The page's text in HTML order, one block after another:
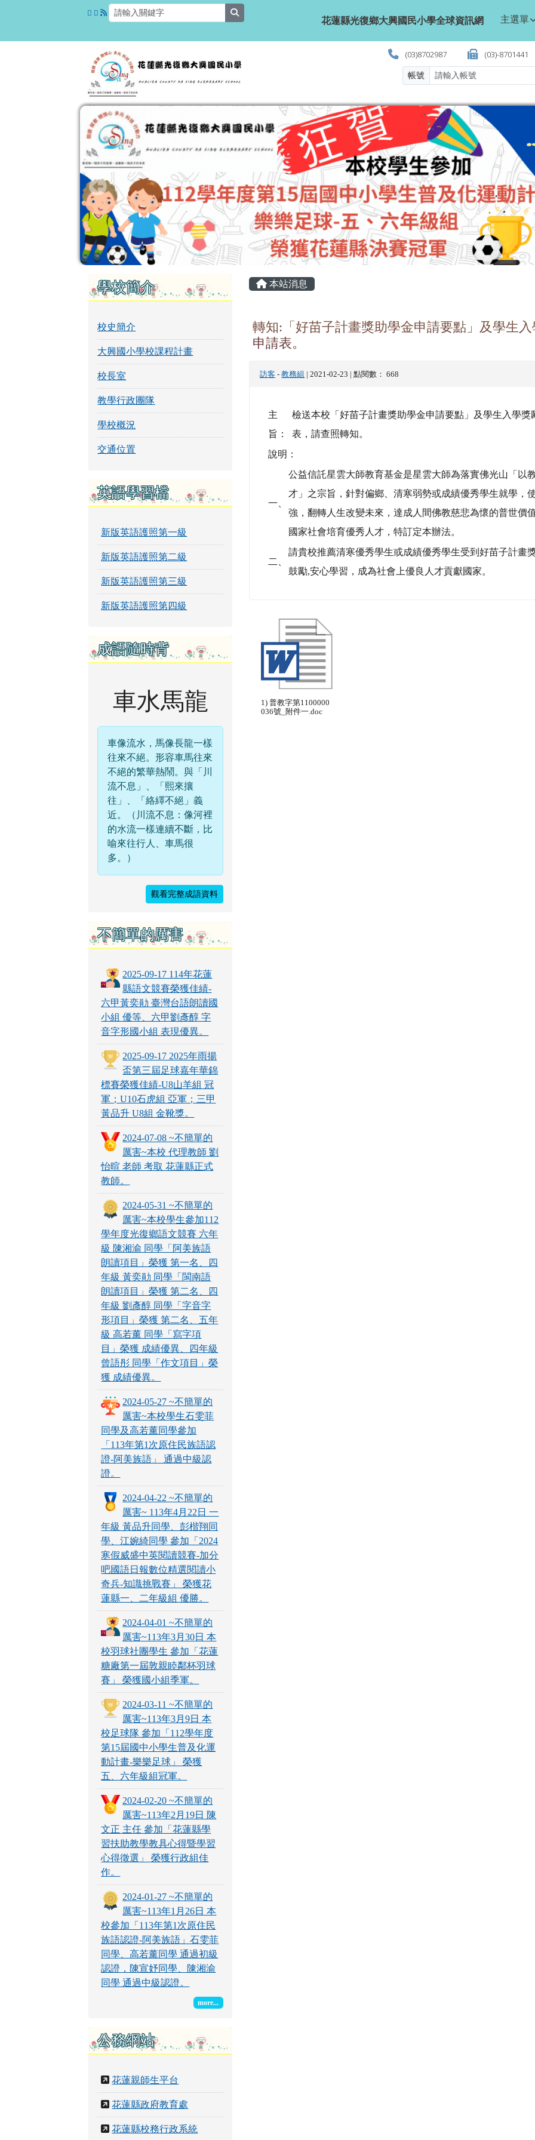
花蓮縣光復鄉大興國民小學全球資訊網
花蓮縣光復鄉大興國民小學全球資訊網 主選單
(03)8702987 (03)-8701441
帳號
左邊區域內容
學校簡介
校史簡介
大興國小學校課程計畫
校長室
教學行政團隊
學校概況
交通位置
英語學習檔
新版英語護照第一級
新版英語護照第二級
新版英語護照第三級
新版英語護照第四級
成語隨時背
車水馬龍
車像流水，馬像長龍一樣
往來不絕。形容車馬往來
不絕的繁華熱鬧。與「川
流不息」、「熙來攘
往」、「絡繹不絕」義
近。（川流不息：像河裡
的水流一樣連續不斷，比
喻來往行人、車馬很
多。）
觀看完整成語資料
不簡單的厲害
2025-09-17 114年花蓮
縣語文競賽榮獲佳績-
六甲黃奕勛 臺灣台語朗讀國
小組 優等、六甲劉彥醇 字
音字形國小組 表現優異。
2025-09-17 2025年雨揚
盃第三屆足球嘉年華錦
標賽榮獲佳績-U8山羊組 冠
軍；U10石虎組 亞軍；三甲
黃品升 U8組 金靴獎。
2024-07-08 ~不簡單的
厲害~本校 代理教師 劉
怡暄 老師 考取 花蓮縣正式
教師。
2024-05-31 ~不簡單的
厲害~本校學生參加112
學年度光復鄉語文競賽 六年
級 陳湘渝 同學「阿美族語
朗讀項目」榮獲 第一名、四
年級 黃奕勛 同學「閩南語
朗讀項目」榮獲 第二名、四
年級 劉彥醇 同學「字音字
形項目」榮獲 第二名、五年
級 高若薰 同學「寫字項
目」榮獲 成績優異、四年級
曾語彤 同學「作文項目」榮
獲 成績優異。
2024-05-27 ~不簡單的
厲害~本校學生石雯菲
同學及高若薰同學參加
「113年第1次原住民族語認
證-阿美族語」 通過中級認
證。
2024-04-22 ~不簡單的
厲害~ 113年4月22日 一
年級 黃品升同學、彭楷翔同
學、江婉綺同學 參加「2024
寒假威盛中英閱讀競賽-加分
吧國語日報數位精選閱讀小
奇兵-知識挑戰賽」 榮獲花
蓮縣一、二年級組 優勝。
2024-04-01 ~不簡單的
厲害~113年3月30日 本
校羽球社團學生 參加「花蓮
糖廠第一屆敦親睦鄰杯羽球
賽」 榮獲國小組季軍。
2024-03-11 ~不簡單的
厲害~113年3月9日 本
校足球隊 參加「112學年度
第15屆國中小學生普及化運
動計畫-樂樂足球」 榮獲
五、六年級組冠軍。
2024-02-20 ~不簡單的
厲害~113年2月19日 陳
文正 主任 參加「花蓮縣學
習扶助教學教具心得暨學習
心得徵選」 榮獲行政組佳
作。
2024-01-27 ~不簡單的
厲害~113年1月26日 本
校參加「113年第1次原住民
族語認證-阿美族語」石雯菲
同學、高若薰同學 通過初級
認證，陳宣妤同學、陳湘渝
同學 通過中級認證。
more...
公務網站
花蓮親師生平台
花蓮縣政府教育處
花蓮縣校務行政系統
主內容區域
本站消息
轉知:「好苗子計畫獎助學金申請要點」及學生
申請表。
訪客 -教務組 | 2021-02-23 | 點閱數： 668
主
旨：
檢送本校「好苗子計畫獎助學金申請要點」及學生入學獎
表，請查照轉知。
說明：
一、
公益信託星雲大師教育基金是星雲大師為落實佛光山「以
才」之宗旨，針對偏鄉、清寒弱勢或成績優秀學生就學，
強，翻轉人生改變未來，達成人間佛教慈悲為懷的普世價
國家社會培育優秀人才，特訂定本辦法。
二、
請貴校推薦清寒優秀學生或成績優秀學生受到好苗子計畫
鼓勵,安心學習，成為社會上優良人才貢獻國家。
1) 普教字第1100000
036號_附件一.doc